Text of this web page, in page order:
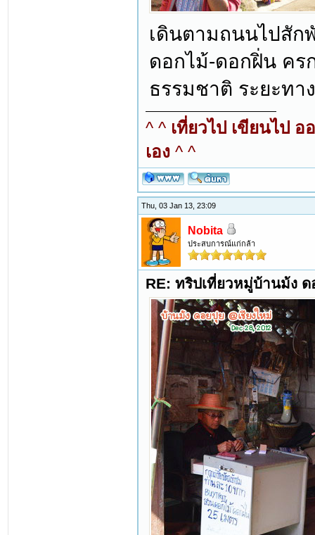
เดินตามถนนไปสั
ดอกไม้-ดอกฝิ่น คร
ธรรมชาติ ระยะทา
^ ^ เที่ยวไป เขียนไป
เอง ^ ^
Thu, 03 Jan 13, 23:09
Nobita
ประสบการณ์แก่กล้า
RE: ทริปเที่ยวหมู่บ้านม้ง